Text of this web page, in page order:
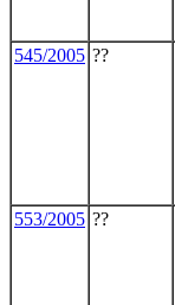
545/2005 ??
553/2005 ??